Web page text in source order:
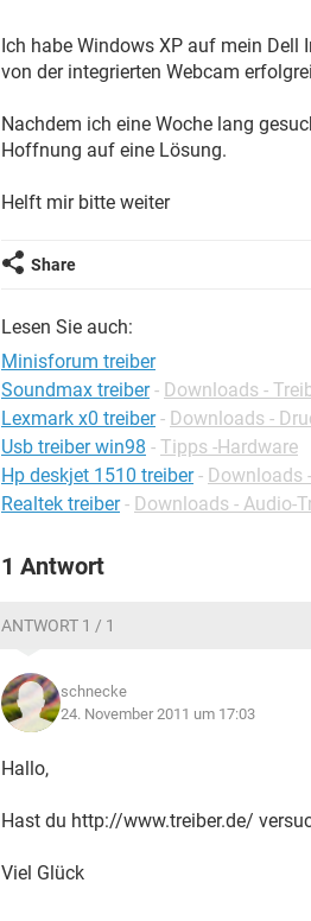
Ich habe Windows XP auf mein
von der integrierten Webcam
Nachdem ich eine Woche lang
Hoffnung auf eine Lösung.
Helft mir bitte weiter
Share
Lesen Sie auch:
Minisforum treiber
Soundmax treiber - Downloads -
Lexmark x0 treiber - Downloads -
Usb treiber win98 - Tipps -Hardware
Hp deskjet 1510 treiber - Downloads
Realtek treiber - Downloads - Audio-
1 Antwort
ANTWORT 1 / 1
schnecke
24. November 2011 um 17:03
Hallo,
Hast du http://www.treiber.de/
Viel Glück